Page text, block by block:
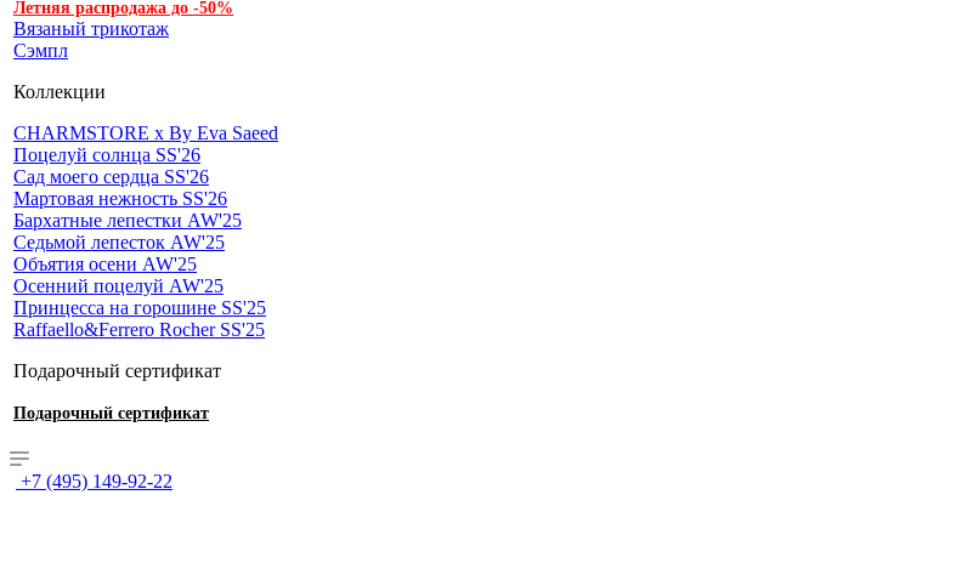
Летняя распродажа до -50%
Вязаный трикотаж
Сэмпл
Коллекции
CHARMSTORE х By Eva Saeed
Поцелуй солнца SS'26
Сад моего сердца SS'26
Мартовая нежность SS'26
Бархатные лепестки AW'25
Седьмой лепесток AW'25
Объятия осени AW'25
Осенний поцелуй AW'25
Принцесса на горошине SS'25
Raffaello&Ferrero Rocher SS'25
Подарочный сертификат
Подарочный сертификат
+7 (495) 149-92-22